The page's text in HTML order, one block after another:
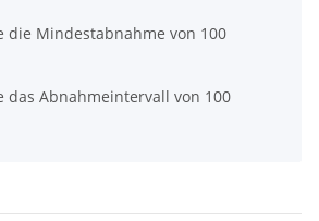
die Mindestabnahme von 100
das Abnahmeintervall von 100